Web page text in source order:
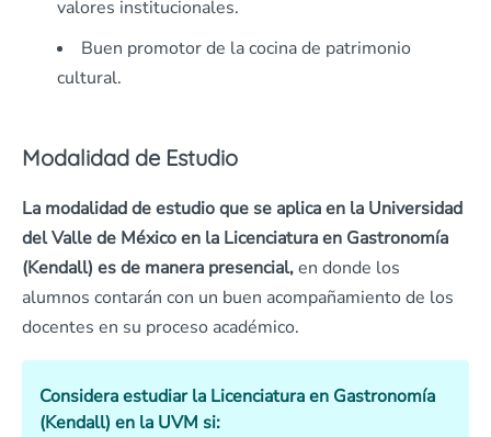
valores institucionales.
Buen promotor de la cocina de patrimonio
cultural.
Modalidad de Estudio
La modalidad de estudio que se aplica en la Universidad
del Valle de México en la Licenciatura en Gastronomía
(Kendall) es de manera presencial,en donde los
alumnos contarán con un buen acompañamiento de los
docentes en su proceso académico.
Considera estudiar la Licenciatura en Gastronomía
(Kendall) en la UVM si: